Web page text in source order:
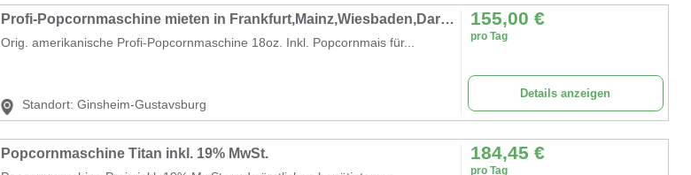
Profi-Popcornmaschine mieten in Frankfurt,Mainz,Wiesbaden,Darmstadt
Orig. amerikanische Profi-Popcornmaschine 18oz. Inkl. Popcornmais für...
Standort: Ginsheim-Gustavsburg
155,00 €
pro Tag
Details anzeigen
Popcornmaschine Titan inkl. 19% MwSt. 184,45 €
pro Tag